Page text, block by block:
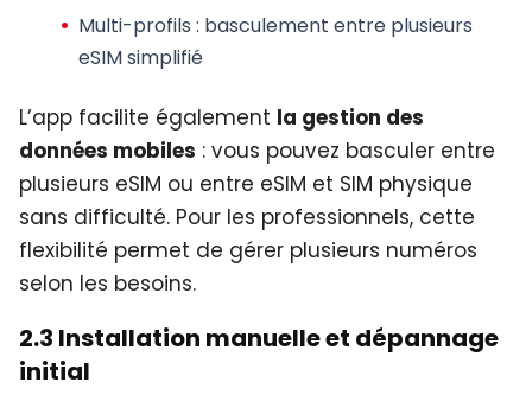
Multi-profils : basculement entre plusieurs
eSIM simplifié
L’app facilite également la gestion des
données mobiles : vous pouvez basculer entre
plusieurs eSIM ou entre eSIM et SIM physique
sans difficulté. Pour les professionnels, cette
flexibilité permet de gérer plusieurs numéros
selon les besoins.
2.3 Installation manuelle et dépannage
initial